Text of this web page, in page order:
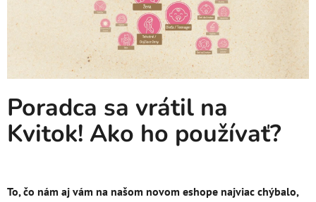
Poradca sa vrátil na
Kvitok! Ako ho používať?
To, čo nám aj vám na našom novom eshope najviac chýbalo,